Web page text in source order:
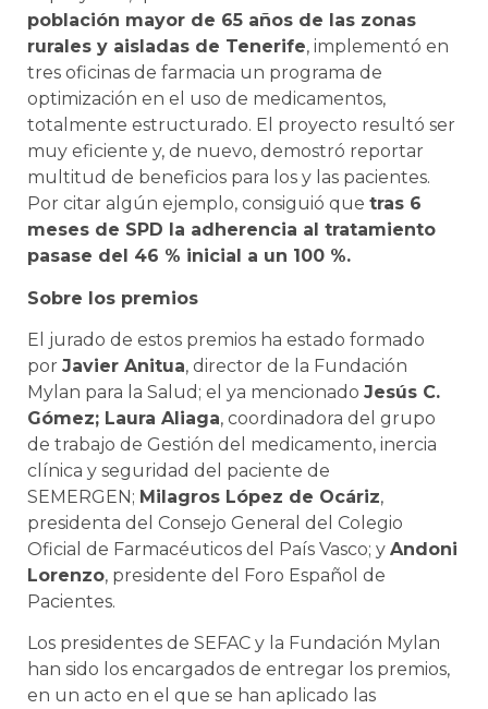
población mayor de 65 años de las zonas
rurales y aisladas de Tenerife, implementó en
tres oficinas de farmacia un programa de
optimización en el uso de medicamentos,
totalmente estructurado. El proyecto resultó ser
muy eficiente y, de nuevo, demostró reportar
multitud de beneficios para los y las pacientes.
Por citar algún ejemplo, consiguió que tras 6
meses de SPD la adherencia al tratamiento
pasase del 46 % inicial a un 100 %.
Sobre los premios
El jurado de estos premios ha estado formado
por Javier Anitua, director de la Fundación
Mylan para la Salud; el ya mencionado Jesús C.
Gómez; Laura Aliaga, coordinadora del grupo
de trabajo de Gestión del medicamento, inercia
clínica y seguridad del paciente de
SEMERGEN; Milagros López de Ocáriz,
presidenta del Consejo General del Colegio
Oficial de Farmacéuticos del País Vasco; y Andoni
Lorenzo, presidente del Foro Español de
Pacientes.
Los presidentes de SEFAC y la Fundación Mylan
han sido los encargados de entregar los premios,
en un acto en el que se han aplicado las